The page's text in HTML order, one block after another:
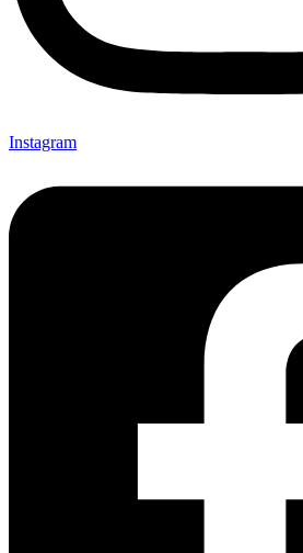
Instagram